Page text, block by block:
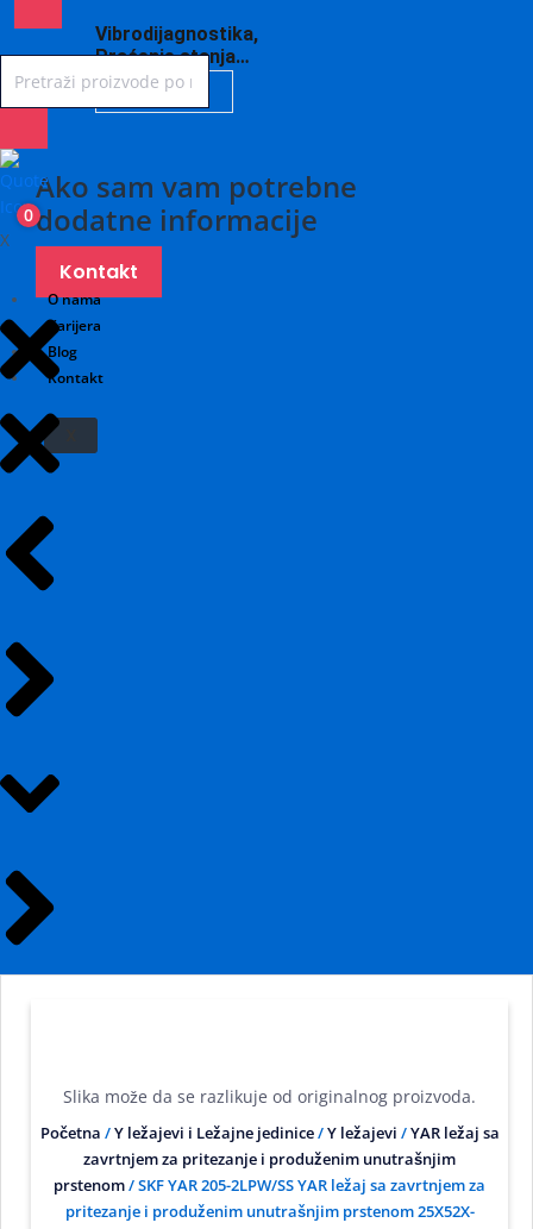
Vibrodijagnostika,
Praćenje stanja…
SAZNAJ VIŠE
Ako sam vam potrebne
dodatne informacije
Kontakt
O nama
Karijera
Blog
Kontakt
0
X
Slika može da se razlikuje od originalnog proizvoda.
Početna /Y ležajevi i Ležajne jedinice/Y ležajevi /YAR ležaj sa
zavrtnjem za pritezanje i produženim unutrašnjim
prstenom/ SKF YAR 205-2LPW/SS YAR ležaj sa zavrtnjem za
pritezanje i produženim unutrašnjim prstenom 25X52X-